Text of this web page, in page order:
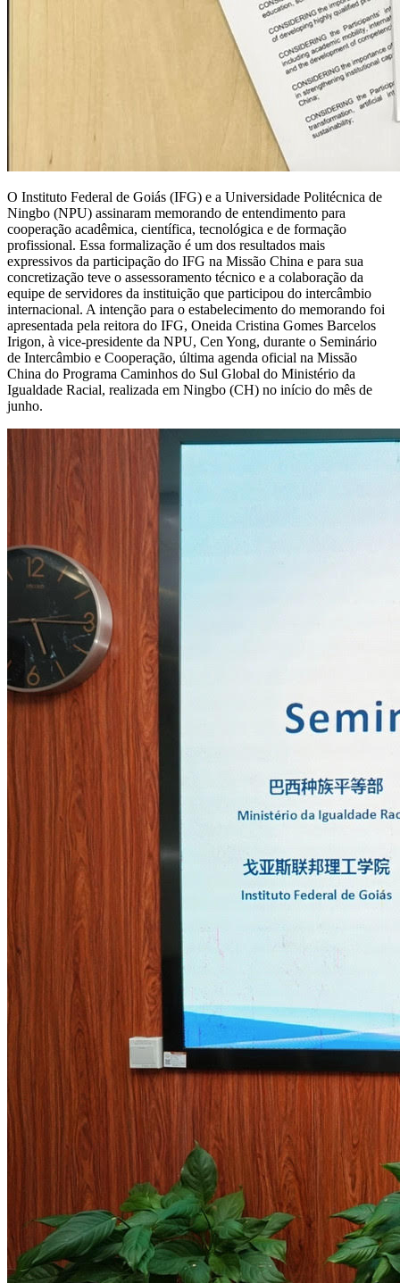
O Instituto Federal de Goiás (IFG) e a Universidade Politécnica de
Ningbo (NPU) assinaram memorando de entendimento para
cooperação acadêmica, científica, tecnológica e de formação
profissional. Essa formalização é um dos resultados mais
expressivos da participação do IFG na Missão China e para sua
concretização teve o assessoramento técnico e a colaboração da
equipe de servidores da instituição que participou do intercâmbio
internacional. A intenção para o estabelecimento do memorando foi
apresentada pela reitora do IFG, Oneida Cristina Gomes Barcelos
Irigon, à vice-presidente da NPU, Cen Yong, durante o Seminário
de Intercâmbio e Cooperação, última agenda oficial na Missão
China do Programa Caminhos do Sul Global do Ministério da
Igualdade Racial, realizada em Ningbo (CH) no início do mês de
junho.